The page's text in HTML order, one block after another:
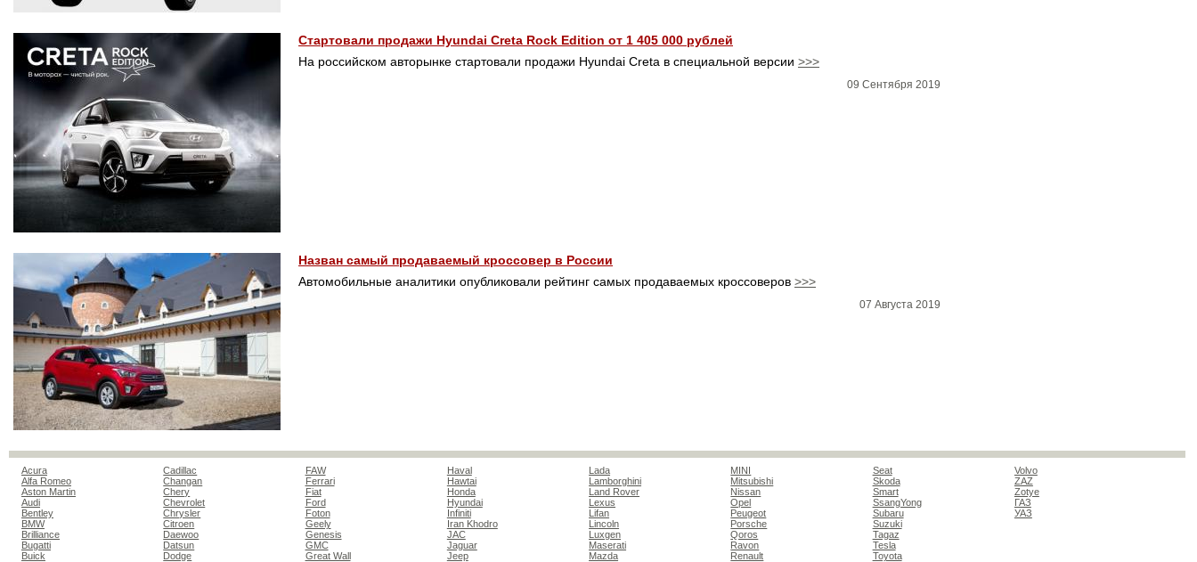
Стартовали продажи Hyundai Creta Rock Edition от 1 405 000 рублей
На российском авторынке стартовали продажи Hyundai Creta в специальной версии >>>
09 Сентября 2019
Назван самый продаваемый кроссовер в России
Автомобильные аналитики опубликовали рейтинг самых продаваемых кроссоверов >>>
07 Августа 2019
Acura
Alfa Romeo
Aston Martin
Audi
Bentley
BMW
Brilliance
Bugatti
Buick
Cadillac
Changan
Chery
Chevrolet
Chrysler
Citroen
Daewoo
Datsun
Dodge
FAW
Ferrari
Fiat
Ford
Foton
Geely
Genesis
GMC
Great Wall
Haval
Hawtai
Honda
Hyundai
Infiniti
Iran Khodro
JAC
Jaguar
Jeep
Lada
Lamborghini
Land Rover
Lexus
Lifan
Lincoln
Luxgen
Maserati
Mazda
MINI
Mitsubishi
Nissan
Opel
Peugeot
Porsche
Qoros
Ravon
Renault
Seat
Skoda
Smart
SsangYong
Subaru
Suzuki
Tagaz
Tesla
Toyota
Volvo
ZAZ
Zotye
ГАЗ
УАЗ